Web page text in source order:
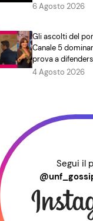
6 Agosto 2026
Gli ascolti del
Canale 5
prova a
4 Agosto 2026
Segui il